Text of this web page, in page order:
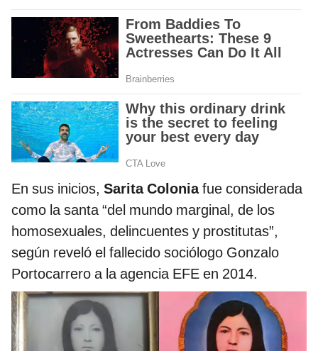
En sus inicios, Sarita Coloniafue considerada
como la santa “del mundo marginal, de los
homosexuales, delincuentes y prostitutas”,
según reveló el fallecido sociólogo Gonzalo
Portocarrero a la agencia EFE en 2014.